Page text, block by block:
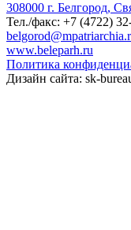
308000 г. Белгород,
Тел./факс: +7 (4722)
www.beleparh.ru
Политика
Дизайн сайта: sk-